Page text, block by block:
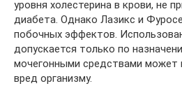
уровня холестерина в крови, не
диабета. Однако Лазикс и
побочных эффектов.
допускается только по
мочегонными средствами может
вред организму.